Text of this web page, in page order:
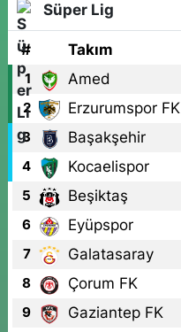
Süper Lig
# Takım
1 Amed
2 Erzurumspor FK
3 Başakşehir
4 Kocaelispor
5 Beşiktaş
6 Eyüpspor
7 Galatasaray
8 Çorum FK
9 Gaziantep FK